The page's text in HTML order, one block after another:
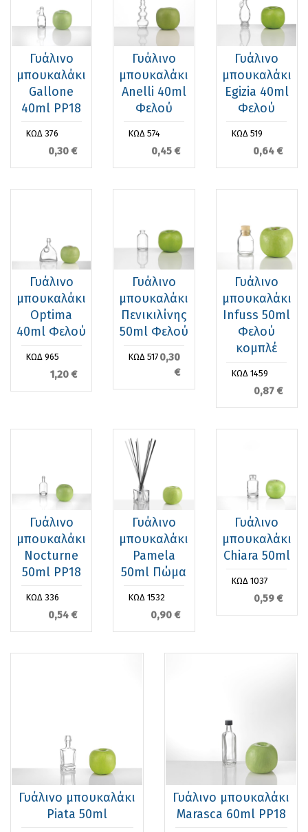
Γυάλινο
μπουκαλάκι
Gallone
40ml PP18
ΚΩΔ 376
0,30 €
Γυάλινο
μπουκαλάκι
Anelli 40ml
Φελού
ΚΩΔ 574
0,45 €
Γυάλινο
μπουκαλάκι
Εgizia 40ml
Φελού
ΚΩΔ 519
0,64 €
Γυάλινο
μπουκαλάκι
Optima
40ml Φελού
ΚΩΔ 965
1,20 €
Γυάλινο
μπουκαλάκι
Πενικιλίνης
50ml Φελού
ΚΩΔ 517 0,30
€
Γυάλινο
μπουκαλάκι
Infuss 50ml
Φελού
κομπλέ
ΚΩΔ 1459
0,87 €
Γυάλινο
μπουκαλάκι
Nocturne
50ml PP18
ΚΩΔ 336
0,54 €
Γυάλινο
μπουκαλάκι
Pamela
50ml Πώμα
ΚΩΔ 1532
0,90 €
Γυάλινο
μπουκαλάκι
Chiara 50ml
ΚΩΔ 1037
0,59 €
Γυάλινο μπουκαλάκι
Piata 50ml
Γυάλινο μπουκαλάκι
Μarasca 60ml PP18